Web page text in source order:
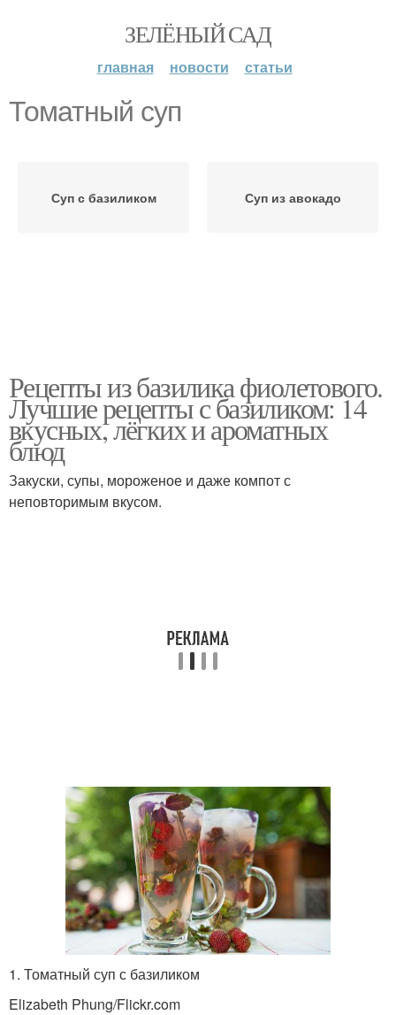
ЗЕЛЁНЫЙ САД
главная новости статьи
Томатный суп
Суп с базиликом Суп из авокадо
Рецепты из базилика фиолетового.
Лучшие рецепты с базиликом: 14
вкусных, лёгких и ароматных
блюд
Закуски, супы, мороженое и даже компот с
неповторимым вкусом.
1. Томатный суп с базиликом
Elizabeth Phung/Flickr.com